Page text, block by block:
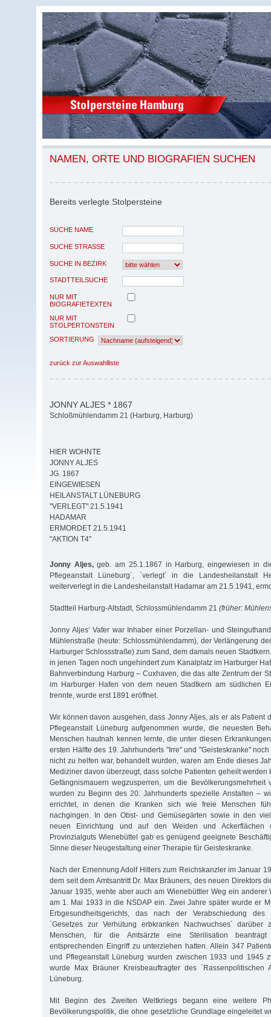
NAMEN, ORTE UND BIOGRAFIEN SUCHEN
Bereits verlegte Stolpersteine
SUCHE NAME
SUCHE STRASSE
SUCHE IN BEZIRK
STADTTEILSUCHE
NUR MIT
BIOGRAFIETEXTEN
NUR MIT
STOLPERTONSTEIN
SORTIERUNG
zurück zur Auswahlliste
JONNY ALJES * 1867
Schloßmühlendamm 21 (Harburg, Harburg)
HIER WOHNTE
JONNY ALJES
JG. 1867
EINGEWIESEN
HEILANSTALT LÜNEBURG
"VERLEGT" 21.5.1941
HADAMAR
ERMORDET 21.5.1941
"AKTION T4"
Jonny Aljes,geb. am 25.1.1867 in Harburg, eingewiesen in
Pflegeanstalt Lüneburg´, `verlegt´ in die Landesheilanstalt
weiterverlegt in die Landesheilanstalt Hadamar am 21.5.1941,
Stadtteil Harburg-Altstadt, Schlossmühlendamm 21 (früher:
Jonny Aljes‘ Vater war Inhaber einer Porzellan- und
Mühlenstraße (heute: Schlossmühlendamm), der Verlängerung
Harburger Schlossstraße) zum Sand, dem damals neuen
in jenen Tagen noch ungehindert zum Kanalplatz im Harburger
Bahnverbindung Harburg – Cuxhaven, die das alte Zentrum der
im Harburger Hafen von dem neuen Stadtkern am südlichen
trennte, wurde erst 1891 eröffnet.
Wir können davon ausgehen, dass Jonny Aljes, als er als Patient
Pflegeanstalt Lüneburg aufgenommen wurde, die neuesten
Menschen hautnah kennen lernte, die unter diesen
ersten Hälfte des 19. Jahrhunderts "Irre" und "Geisteskranke"
nicht zu helfen war, behandelt wurden, waren am Ende dieses
Mediziner davon überzeugt, dass solche Patienten geheilt werden
Gefängnismauern wegzusperren, um die Bevölkerungsmehrheit
wurden zu Beginn des 20. Jahrhunderts spezielle Anstalten –
errichtet, in denen die Kranken sich wie freie Menschen
nachgingen. In den Obst- und Gemüsegärten sowie in den
neuen Einrichtung und auf den Weiden und Ackerflächen
Provinzialguts Wienebüttel gab es genügend geeignete
Sinne dieser Neugestaltung einer Therapie für Geisteskranke.
Nach der Ernennung Adolf Hitlers zum Reichskanzler im Januar
dem seit dem Amtsantritt Dr. Max Bräuners, des neuen Direktors
Januar 1935, wehte aber auch am Wienebüttler Weg ein anderer
am 1. Mai 1933 in die NSDAP ein. Zwei Jahre später wurde er
Erbgesundheitsgerichts, das nach der Verabschiedung des
`Gesetzes zur Verhütung erbkranken Nachwuchses´
Menschen, für die Amtsärzte eine Sterilisation
entsprechenden Eingriff zu unterziehen hatten. Allein 347
und Pflegeanstalt Lüneburg wurden zwischen 1933 und 1945
wurde Max Bräuner Kreisbeauftragter des `Rassenpolitischen
Lüneburg.
Mit Beginn des Zweiten Weltkriegs begann eine weitere
Bevölkerungspolitik, die ohne gesetzliche Grundlage eingeleitet